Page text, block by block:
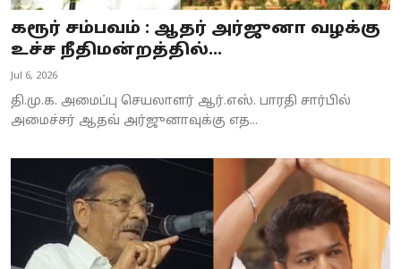
கரூர் சம்பவம் : ஆதர் அர்ஜுனா வழக்கு
உச்ச நீதிமன்றத்தில்...
Jul 6, 2026
தி.மு.க. அமைப்பு செயலாளர் ஆர்.எஸ். பாரதி சார்பில்
அமைச்சர் ஆதவ் அர்ஜுனாவுக்கு எத...